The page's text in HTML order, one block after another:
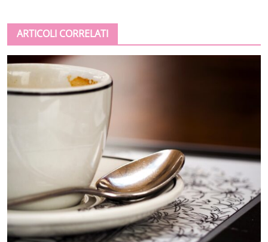
ARTICOLI CORRELATI